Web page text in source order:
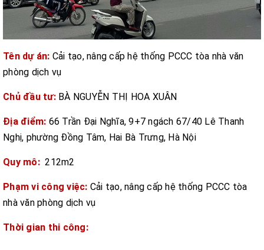
Tên dự án: Cải tạo, nâng cấp hệ thống PCCC tòa nhà văn
phòng dịch vụ
Chủ đầu tư: BÀ NGUYỄN THỊ HOA XUÂN
Địa điểm: 66 Trần Đại Nghĩa, 9+7 ngách 67/40 Lê Thanh
Nghị, phường Đồng Tâm, Hai Bà Trưng, Hà Nội
Quy mô: 212m2
Phạm vi công việc: Cải tạo, nâng cấp hệ thống PCCC tòa
nhà văn phòng dịch vụ
Thời gian thi công: